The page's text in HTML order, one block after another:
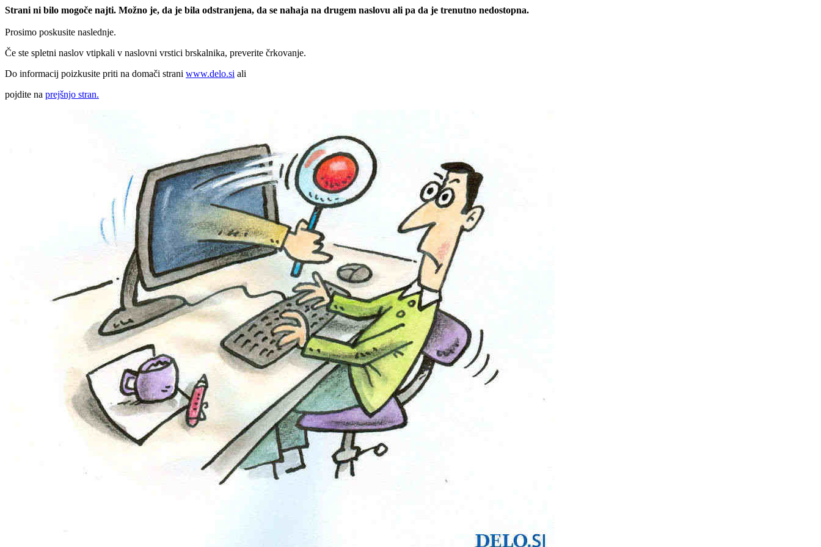
Strani ni bilo mogoče najti. Možno je, da je bila odstranjena, da se nahaja na drugem naslovu ali pa da je trenutno nedostopna.
Prosimo poskusite naslednje.
Če ste spletni naslov vtipkali v naslovni vrstici brskalnika, preverite črkovanje.
Do informacij poizkusite priti na domači strani www.delo.si ali
pojdite na prejšnjo stran.